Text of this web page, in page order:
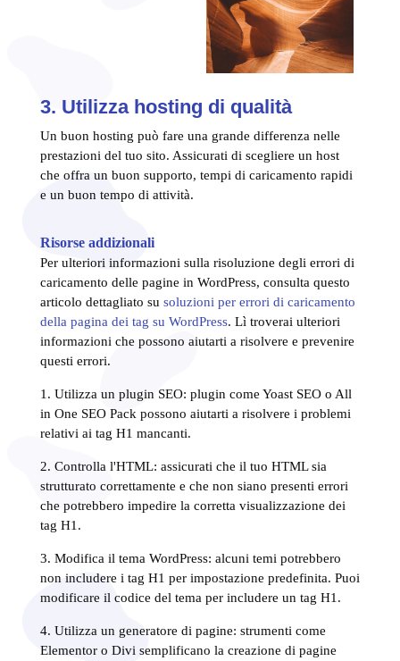
3. Utilizza hosting di qualità
Un buon hosting può fare una grande differenza nelle
prestazioni del tuo sito. Assicurati di scegliere un host
che offra un buon supporto, tempi di caricamento rapidi
e un buon tempo di attività.
Risorse addizionali
Per ulteriori informazioni sulla risoluzione degli errori di
caricamento delle pagine in WordPress, consulta questo
articolo dettagliato su soluzioni per errori di caricamento
della pagina dei tag su WordPress. Lì troverai ulteriori
informazioni che possono aiutarti a risolvere e prevenire
questi errori.
1. Utilizza un plugin SEO: plugin come Yoast SEO o All
in One SEO Pack possono aiutarti a risolvere i problemi
relativi ai tag H1 mancanti.
2. Controlla l'HTML: assicurati che il tuo HTML sia
strutturato correttamente e che non siano presenti errori
che potrebbero impedire la corretta visualizzazione dei
tag H1.
3. Modifica il tema WordPress: alcuni temi potrebbero
non includere i tag H1 per impostazione predefinita. Puoi
modificare il codice del tema per includere un tag H1.
4. Utilizza un generatore di pagine: strumenti come
Elementor o Divi semplificano la creazione di pagine